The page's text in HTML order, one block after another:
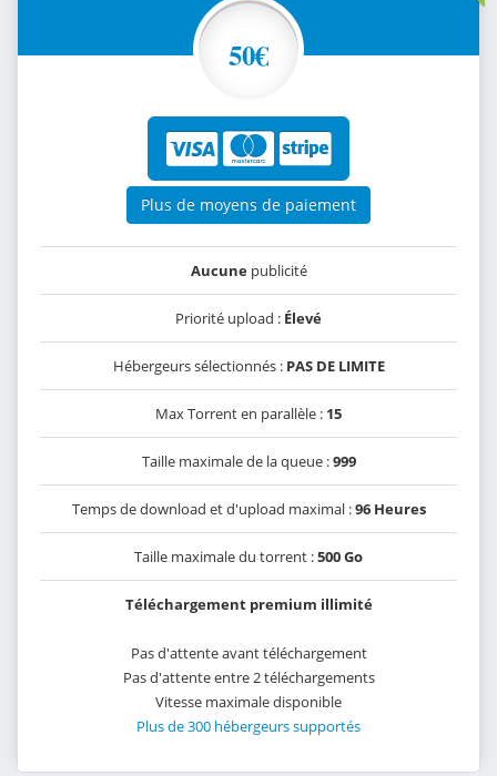
50€
Plus de moyens de paiement
Aucunepublicité
Priorité upload : Élevé
Hébergeurs sélectionnés : PAS DE LIMITE
Max Torrent en parallèle : 15
Taille maximale de la queue :999
Temps de download et d'upload maximal :96 Heures
Taille maximale du torrent :500 Go
Téléchargement premium illimité
Pas d'attente avant téléchargement
Pas d'attente entre 2 téléchargements
Vitesse maximale disponible
Plus de 300 hébergeurs supportés